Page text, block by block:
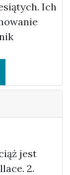
Ich
jest
2.